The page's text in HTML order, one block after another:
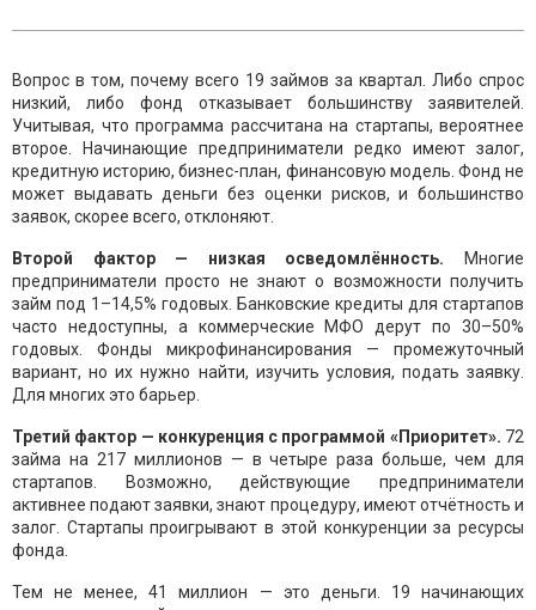
Вопрос в том, почему всего 19 займов за квартал. Либо спрос
низкий, либо фонд отказывает большинству заявителей.
Учитывая, что программа рассчитана на стартапы, вероятнее
второе. Начинающие предприниматели редко имеют залог,
кредитную историю, бизнес-план, финансовую модель. Фонд не
может выдавать деньги без оценки рисков, и большинство
заявок, скорее всего, отклоняют.
Второй фактор — низкая осведомлённость. Многие
предприниматели просто не знают о возможности получить
займ под 1–14,5% годовых. Банковские кредиты для стартапов
часто недоступны, а коммерческие МФО дерут по 30–50%
годовых. Фонды микрофинансирования — промежуточный
вариант, но их нужно найти, изучить условия, подать заявку.
Для многих это барьер.
Третий фактор — конкуренция с программой «Приоритет». 72
займа на 217 миллионов — в четыре раза больше, чем для
стартапов. Возможно, действующие предприниматели
активнее подают заявки, знают процедуру, имеют отчётность и
залог. Стартапы проигрывают в этой конкуренции за ресурсы
фонда.
Тем не менее, 41 миллион — это деньги. 19 начинающих